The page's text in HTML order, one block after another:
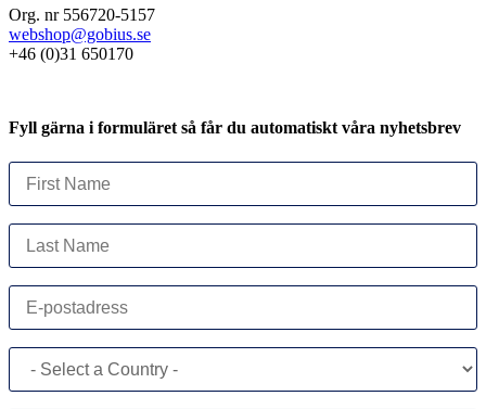
Org. nr 556720-5157
webshop@gobius.se
+46 (0)31 650170
Fyll gärna i formuläret så får du automatiskt våra nyhetsbrev